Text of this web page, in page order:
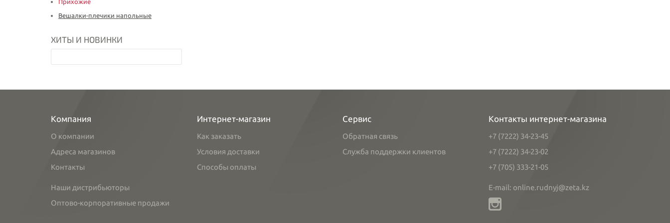
Прихожие
Вешалки-плечики напольные
ХИТЫ И НОВИНКИ
Компания
О компании
Адреса магазинов
Контакты
Наши дистрибьюторы
Оптово-корпоративные продажи
Интернет-магазин
Как заказать
Условия доставки
Способы оплаты
Сервис
Обратная связь
Служба поддержки клиентов
Контакты интернет-магазина
+7 (7222) 34-23-45
+7 (7222) 34-23-02
+7 (705) 333-21-05
E-mail: online.rudnyj@zeta.kz